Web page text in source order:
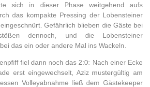
sich in dieser Phase weitgehend aufs
das kompakte Pressing der Lobensteiner
Gefährlich blieben die Gäste bei
dennoch, und die Lobensteiner
das ein oder andere Mal ins Wackeln.
fiel dann noch das 2:0: Nach einer Ecke
erst eingewechselt, Aziz mustergültig am
Volleyabnahme ließ dem Gästekeeper